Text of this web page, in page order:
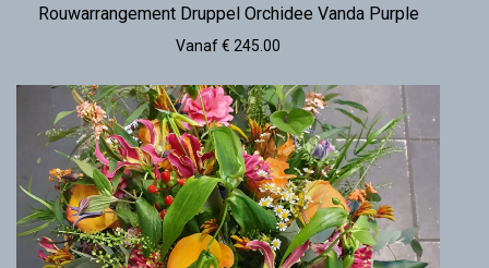
Rouwarrangement Druppel Orchidee Vanda Purple
Vanaf € 245.00